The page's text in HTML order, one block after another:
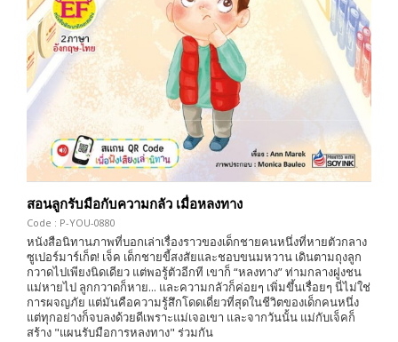
สอนลูกรับมือกับความกลัว เมื่อหลงทาง
Code : P-YOU-0880
หนังสือนิทานภาพที่บอกเล่าเรื่องราวของเด็กชายคนหนึ่งที่หายตัวกลาง
ซูเปอร์มาร์เก็ต! เจ็ค เด็กชายขี้สงสัยและชอบขนมหวาน เดินตามถุงลูก
กวาดไปเพียงนิดเดียว แต่พอรู้ตัวอีกที เขาก็ “หลงทาง” ท่ามกลางฝูงชน
แม่หายไป ลูกกวาดก็หาย... และความกลัวก็ค่อยๆ เพิ่มขึ้นเรื่อยๆ นี่ไม่ใช่
การผจญภัย แต่มันคือความรู้สึกโดดเดี่ยวที่สุดในชีวิตของเด็กคนหนึ่ง
แต่ทุกอย่างก็จบลงด้วยดีเพราะแม่เจอเขา และจากวันนั้น แม่กับเจ็คก็
สร้าง "แผนรับมือการหลงทาง" ร่วมกัน